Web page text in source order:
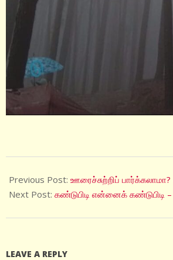
06-
15
Previous Post: ஊரைச்சுற்றிப் பார்க்கலாமா?
Next Post: கண்டுபிடி என்னைக் கண்டுபிடி
LEAVE A REPLY